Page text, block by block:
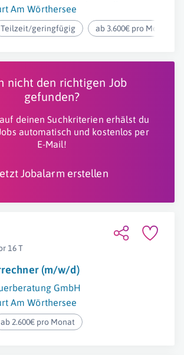
Am Wörthersee
Teilzeit/geringfügig ab 3.600€ pro Monat
nicht den richtigen Job
gefunden?
deinen Suchkriterien erhälst du
automatisch und kostenlos per
E-Mail!
Jobalarm erstellen
16 T
(m/w/d)
GmbH
Am Wörthersee
ab 2.600€ pro Monat